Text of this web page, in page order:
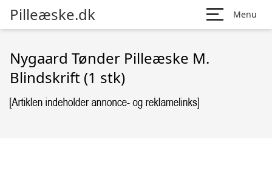
Pilleæske.dk Menu
Nygaard Tønder Pilleæske M.
Blindskrift (1 stk)